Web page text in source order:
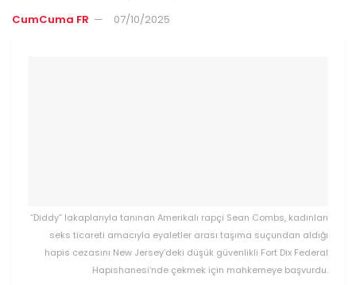
CumCuma FR 07/10/2025
“Diddy” lakaplarıyla tanınan Amerikalı rapçi Sean Combs, kadınları
seks ticareti amacıyla eyaletler arası taşıma suçundan aldığı
hapis cezasını New Jersey’deki düşük güvenlikli Fort Dix Federal
Hapishanesi’nde çekmek için mahkemeye başvurdu.